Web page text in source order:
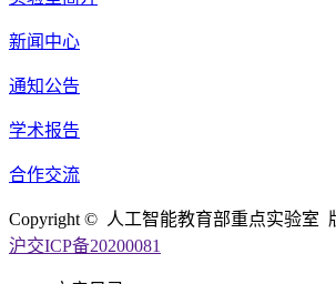
新闻中心
通知公告
学术报告
合作交流
Copyright © 人工智能教育部重点实验室
沪交ICP备20200081